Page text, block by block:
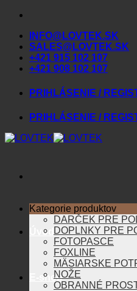
Skip
contentINFO@LOVTEK.SK
SALES@LOVTEK.SK
+421 915 102 107
+421 908 102 107
PRIHLÁSENIE /
PRIHLÁSENIE /
Úvod
E-shop
Kategorie produktov
DARČEK PRE
DOPLNKY PRE
FOTOPASCE
FOXLINE
MÄSIARSKE
NOŽE
OBRANNÉ